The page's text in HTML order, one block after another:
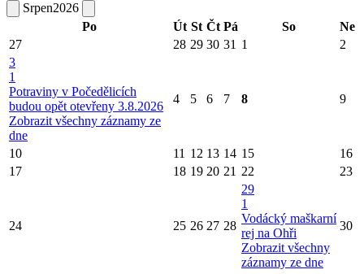
Srpen2026
Po
Út St Čt Pá So
Ne
27
28 29 30 31 1
2
3
1
Potraviny v Počedělicích
budou opět otevřeny 3.8.2026
Zobrazit všechny záznamy ze
dne
4 5 6 7 8 9
10 11 12 13 14 15
16
17
18 19 20 21 22 23
24 25 26 27 28
29
1
Vodácký maškarní
rej na Ohři
Zobrazit všechny
záznamy ze dne
30